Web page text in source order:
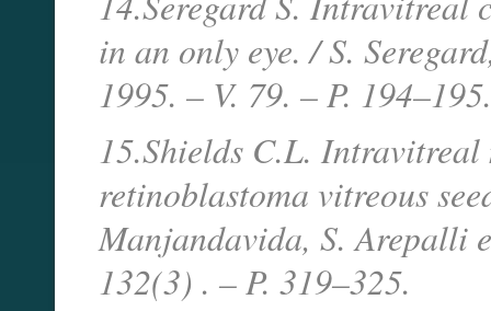
in an only eye. / S.
1995. – V. 79. – P. 194–195.
15.Shields C.L.
retinoblastoma vitreous
Manjandavida, S. Arepalli
132(3) . – P. 319–325.